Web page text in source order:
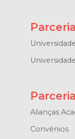
Alianças
Convênios